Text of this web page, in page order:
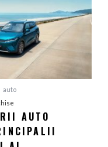
auto
Producătorii
auto
chinezi,
AUTO